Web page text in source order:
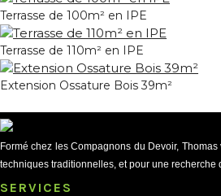
Terrasse de 100m² en IPE
Terrasse de 110m² en IPE
Extension Ossature Bois 39m²
Formé chez les Compagnons du Devoir,
techniques traditionnelles, et pour une recherche
SERVICES